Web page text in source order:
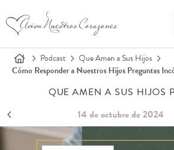
Podcast
Que Amen a Sus Hijos
Cómo Responder a Nuestros Hijos Preguntas
QUE AMEN A SUS HIJOS
14 de octubre de 2024